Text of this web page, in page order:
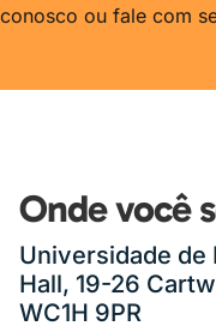
conosco ou fale com
Onde você
Universidade de
Hall, 19-26
WC1H 9PR